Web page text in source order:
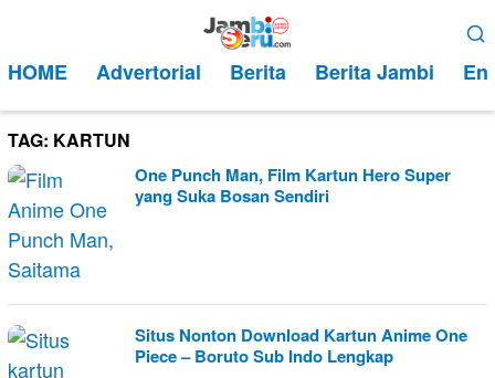
kontenMobile
HOME Advertorial Berita Berita Jambi
TAG: KARTUN
One Punch Man, Film Kartun Hero Super
yang Suka Bosan Sendiri
Situs Nonton Download Kartun Anime One
Piece – Boruto Sub Indo Lengkap